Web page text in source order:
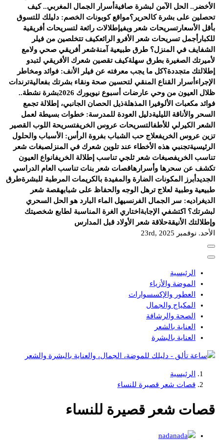
الأخضر.. الحل الآمن لبشرة صافية أسرار الجمال المغربي.. كيف
تحصلين على بشرة كالحرير؟مواقع كوبونات الخصم: دليلك للتسوق
بأقل الأسعارتسريحات شعر ويفيإطلالات رائعة لتسريحات أفريقية
للكبار أجمل تسريحات شعر الأفرو الرائعكيف تتخلصين من فيلر
الشفايف في المنزل؟ طرق طبيعية آمنةشعر أفريقي صحي ولامع
لأميرتك الصغيرة بطرق سهلةكيف تقصين شعرك الأفريقي لتبدو
إطلالتك متجددة؟كل ما يجب معرفته عن فيلر الأنف: فوائد ومخاطر
الإجراء أسرار القناع المنقي لتحسين صحة ونقاء بشرتك بفعاليةترندات
ظلال العيون من وحي عارضات أسبوع نيويورك 2026
بشرة نشطة..
فوائد مكعبات الألوفيرا المذهلةذيل الحصان الجانبي، إطلالة تجمع
السحر والأناقة الليليةدليل العودة للمدرسة: خطوات بسيطة لعمل
الشعر الكيرلي للأطفالتسريحات عروس الخريفتسريحة اللوب القصير
تزين عروس الخريفعلاج حب الشباب بفروة الرأس: الأسباب والحلول
الرئيسيةتجنبي هذه الأخطاء عند تلوين شعرك في المنزلصبغات شعر
تناسب الخريفصبغات شعر ثلجي تناسب إطلالة الخريفانواع العيون
تكشف عن سحرها وأسرارهاقصات شعر بنات تناسب العام الدراسي
الجديد أبرز المكونات الضارة والمفيدة بالكريمات المرطبة للبشرةطرق
طبيعية وطبية لعلاج ترهل الوجه والحفاظ على شبابهقصة شعر
الديغراديه: سر الجمال الفرنسيهل الماء البارد هو الحل السحري
لبشرتك؟ اكتشفي الإجابة اختاري الغرة المناسبة لطابع شخصيتك
وإطلالتك الأنيقةحلاقة شعر الأولاد قبل المدارس
الأحد. نوفمبر 23rd, 2025
الرئيسية
الموضة والأزياء
العطور والإكسسوارات
المكياج والجمال
الصحة والرشاقة
العناية بالشعر
العناية بالبشرة
دليلك للموضة، الجمال، والعناية بالبشرة والشعر
الرئيسية
قصات شعر قصيرة للنساء
قصات شعر قصيرة للنساء
nada